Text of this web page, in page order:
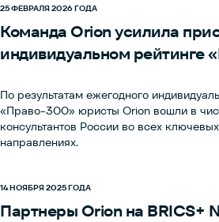
Ёлкин, руководитель антимонопольной
Зайнакаев, старший юрист Артем
Дарья Зиминова, Георгий Курганский,
также помощники юристов Полина
привлеченные средства помогут
нагрузку компании», а также будут
имеющихся и новых перспективных
отметили в ВТБ, ранее таких сделок по
инвестиционных решений на
участников.
25 ФЕВРАЛЯ 2026 ГОДА
Команда Orion усилила
индивидуальном рейтинге
По результатам ежегодного
«Право-300» юристы Orion вошли в
консультантов России во всех
направлениях.
14 НОЯБРЯ 2025 ГОДА
Партнеры Orion на BRICS+